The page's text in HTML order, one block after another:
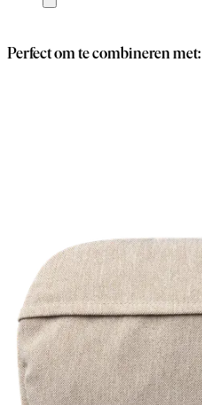
Perfect om te combineren met: